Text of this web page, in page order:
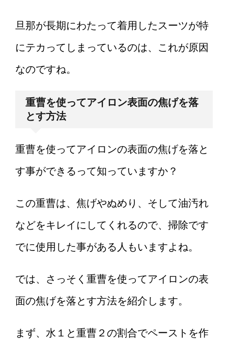
旦那が長期にわたって着用したスーツが特
にテカってしまっているのは、これが原因
なのですね。
重曹を使ってアイロン表面の焦げを落
とす方法
重曹を使ってアイロンの表面の焦げを落と
す事ができるって知っていますか？
この重曹は、焦げやぬめり、そして油汚れ
などをキレイにしてくれるので、掃除です
でに使用した事がある人もいますよね。
では、さっそく重曹を使ってアイロンの表
面の焦げを落とす方法を紹介します。
まず、水１と重曹２の割合でペーストを作